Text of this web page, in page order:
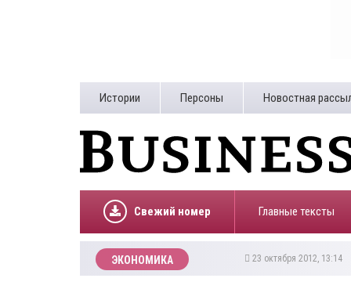
Истории Персоны Новостная
Свежий номер Главные тексты
ЭКОНОМИКА 23 октября 2012, 13:14